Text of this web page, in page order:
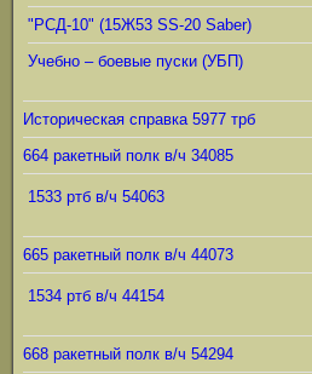
"РСД-10" (15Ж53 SS-20 Saber)
Учебно – боевые пуски (УБП)
Историческая справка 5977 трб
664 ракетный полк в/ч 34085
1533 ртб в/ч 54063
665 ракетный полк в/ч 44073
1534 ртб в/ч 44154
668 ракетный полк в/ч 54294